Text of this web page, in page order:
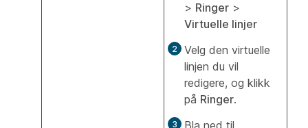
> Ringer >
Virtuelle linjer
Velg den virtuelle
linjen du vil
redigere, og klikk
på Ringer.
Bla ned til